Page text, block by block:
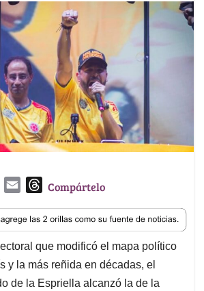
n
a
i
l
T
r
e
a
d
s
Compártelo
que modificó el mapa político
y la más reñida en décadas, el
de la Espriella alcanzó la de la